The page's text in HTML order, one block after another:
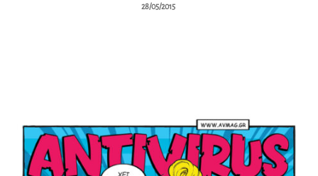
28/05/2015